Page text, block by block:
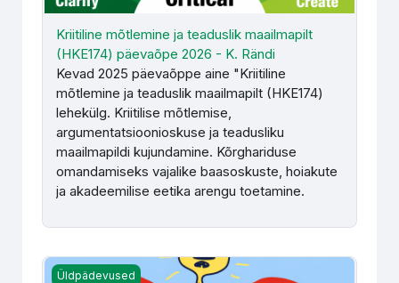
Kriitiline mõtlemine ja teaduslik maailmapilt
(HKE174) päevaõpe 2026 - K. Rändi
Kevad 2025 päevaõppe aine "Kriitiline
mõtlemine ja teaduslik maailmapilt (HKE174)
lehekülg. Kriitilise mõtlemise,
argumentatsioonioskuse ja teadusliku
maailmapildi kujundamine. Kõrghariduse
omandamiseks vajalike baasoskuste, hoiakute
ja akadeemilise eetika arengu toetamine.
Kriitiline mõtlemine ja teaduslik maailmapilt (HKE174)
Üldpädevused